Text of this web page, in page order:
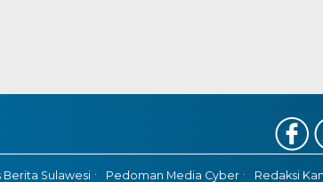
Berita Sulawesi Pedoman Media Cyber Redaksi